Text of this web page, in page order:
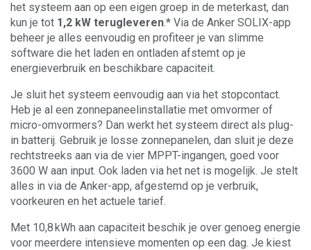
het systeem aan op een eigen groep in de meterkast, dan
kun je tot 1,2 kW terugleveren.* Via de Anker SOLIX-app
beheer je alles eenvoudig en profiteer je van slimme
software die het laden en ontladen afstemt op je
energieverbruik en beschikbare capaciteit.
Je sluit het systeem eenvoudig aan via het stopcontact.
Heb je al een zonnepaneelinstallatie met omvormer of
micro-omvormers? Dan werkt het systeem direct als plug-
in batterij. Gebruik je losse zonnepanelen, dan sluit je deze
rechtstreeks aan via de vier MPPT-ingangen, goed voor
3600 W aan input. Ook laden via het net is mogelijk. Je stelt
alles in via de Anker-app, afgestemd op je verbruik,
voorkeuren en het actuele tarief.
Met 10,8 kWh aan capaciteit beschik je over genoeg energie
voor meerdere intensieve momenten op een dag. Je kiest